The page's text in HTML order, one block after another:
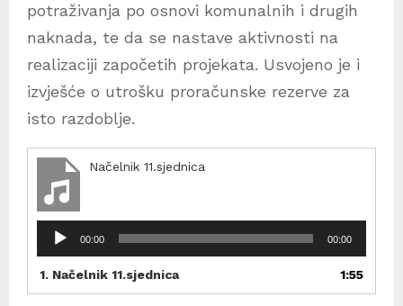
potraživanja po osnovi komunalnih i drugih
naknada, te da se nastave aktivnosti na
realizaciji započetih projekata. Usvojeno je i
izvješće o utrošku proračunske rezerve za
isto razdoblje.
Načelnik 11.sjednica
00:00 00:00
1. Načelnik 11.sjednica 1:55